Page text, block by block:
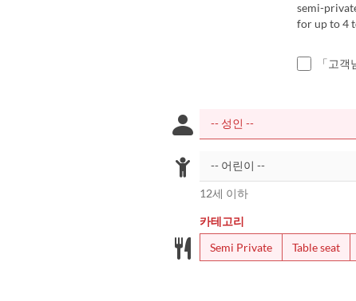
semi-
for up to 4
「고
12세 이하
카테고리
Semi Private
Table seat